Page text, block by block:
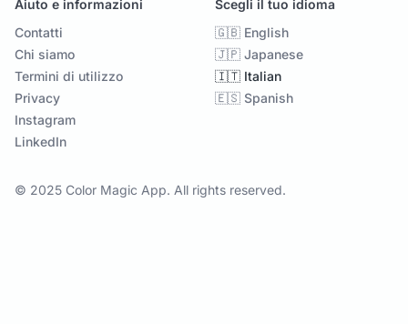
Aiuto e informazioni
Contatti
Chi siamo
Termini di utilizzo
Privacy
Instagram
LinkedIn
Scegli il tuo idioma
🇬🇧 English
🇯🇵 Japanese
🇮🇹 Italian
🇪🇸 Spanish
© 2025 Color Magic App. All rights reserved.